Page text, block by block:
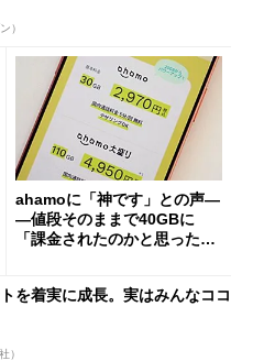
）
ahamoに「神です」との声―
―値段そのままで40GBに
「課金されたのかと思った」
を着実に成長。実はみんなココ
）